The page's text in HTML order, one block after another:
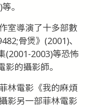
。
室導演了十多部數
骨煲》(2001)、
(2001-2003)等恐怖
的攝影師。
林電影《我的麻煩
影另一部菲林電影